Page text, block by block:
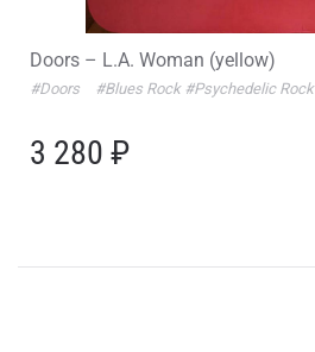
Doors – L.A. Woman (yellow)
#Doors #Blues Rock #Psychedelic Rock
3 280 ₽